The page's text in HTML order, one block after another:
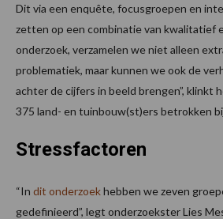
Dit via een enquête, focusgroepen en
zetten op een combinatie van kwalitatief
onderzoek, verzamelen we niet alleen
problematiek, maar kunnen we ook de
achter de cijfers in beeld brengen”, klinkt
375 land- en tuinbouw(st)ers betrokken
Stressfactoren
“In dit onderzoekhebben we zeven
gedefinieerd”, legt onderzoekster Lies